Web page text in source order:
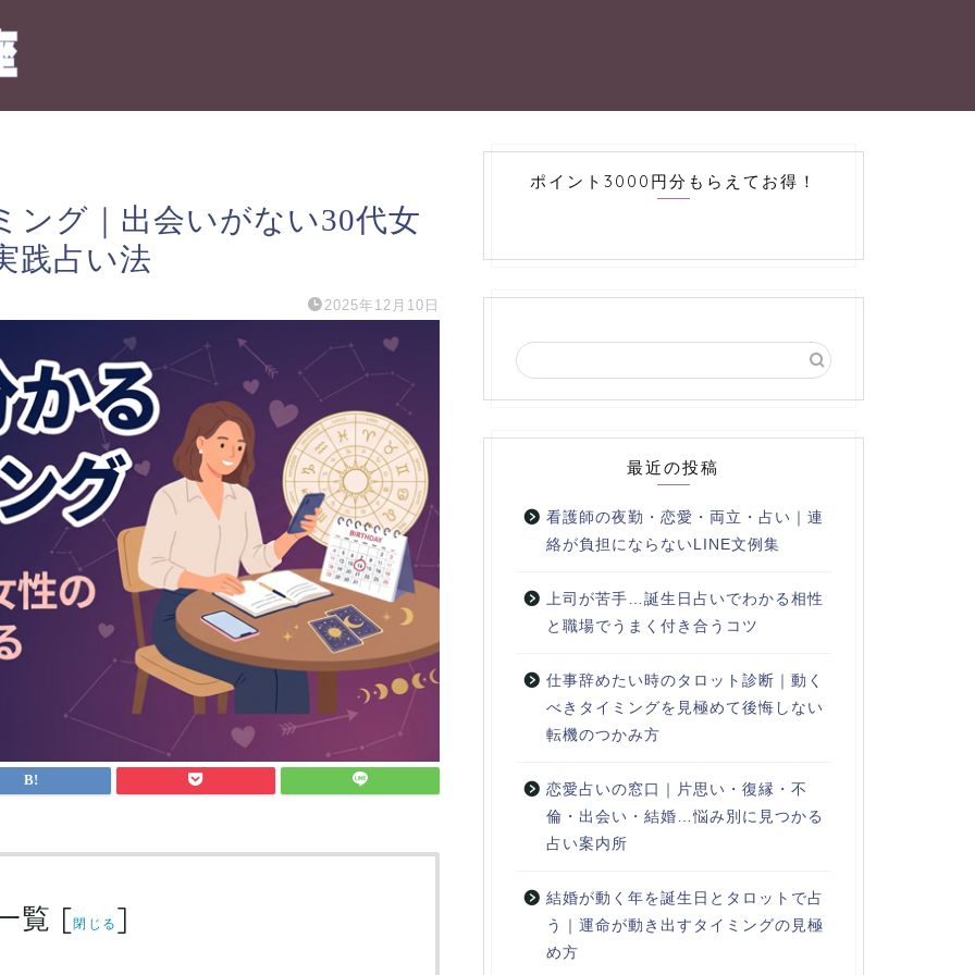
ング｜出会いがない30代女
践占い法
2025年12月10日
覧 [閉じる ]
ポイント3000円分もらえてお得！
最近の投稿
看護師の夜勤・恋愛・両立・占い｜連
絡が負担にならないLINE文例集
上司が苦手…誕生日占いでわかる相性
と職場でうまく付き合うコツ
仕事辞めたい時のタロット診断｜動く
べきタイミングを見極めて後悔しない
転機のつかみ方
恋愛占いの窓口｜片思い・復縁・不
倫・出会い・結婚…悩み別に見つかる
占い案内所
結婚が動く年を誕生日とタロットで占
う｜運命が動き出すタイミングの見極
め方